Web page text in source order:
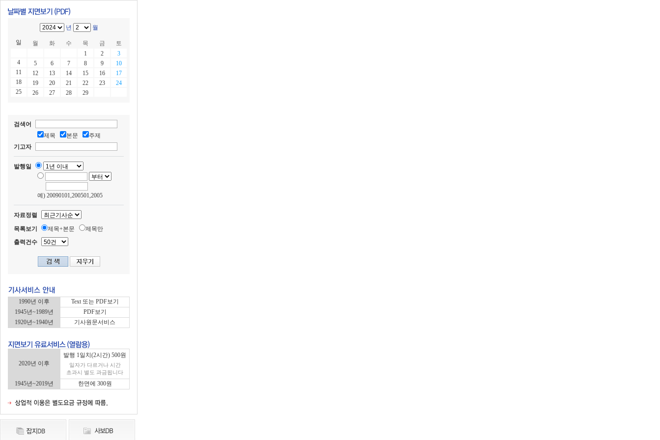
년 월
일 월 화 수 목 금
토
1
2
3
4
5 6 7 8 9
10
11
12 13 14 15 16
17
18
19 20 21 22 23
24
25
26 27 28 29
검색어
제목
본문
주제
기고자
발행일
예) 20090101,200501,2005
자료정렬
목록보기
제목+본문
제목만
출력건수
1990년 이후
Text 또는 PDF보기
1945년~1989년
PDF보기
1920년~1940년
기사원문서비스
2020년 이후
발행 1일치(2시간) 500원
일자가 다르거나 시간
초과시 별도 과금됩니다
1945년~2019년 한면에 300원